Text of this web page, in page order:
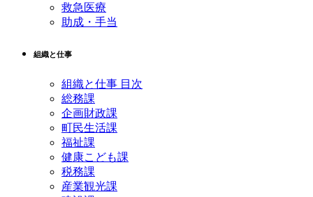
救急医療
助成・手当
組織と仕事
組織と仕事 目次
総務課
企画財政課
町民生活課
福祉課
健康こども課
税務課
産業観光課